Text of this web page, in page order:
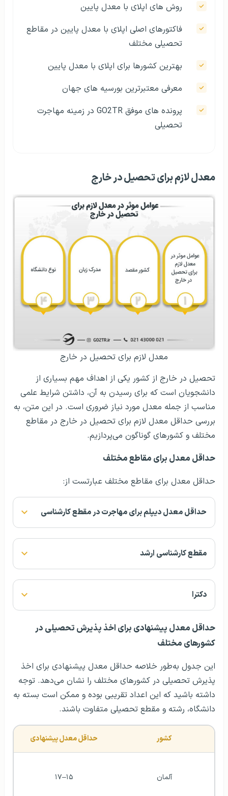
روش های اپلای با معدل پایین
فاکتورهای اصلی اپلای با معدل پایین در مقاطع
تحصیلی مختلف
بهترین کشورها برای اپلای با معدل پایین
معرفی معتبرترین بورسیه های جهان
پرونده های موفق GO2TR در زمینه مهاجرت
تحصیلی
معدل لازم برای تحصیل در خارج
معدل لازم برای تحصیل در خارج
تحصیل در خارج از کشور یکی از اهداف مهم بسیاری از
دانشجویان است که برای رسیدن به آن، داشتن شرایط علمی
مناسب از جمله معدل مورد نیاز ضروری است. در این متن، به
بررسی حداقل معدل لازم برای تحصیل در خارج در مقاطع
مختلف و کشورهای گوناگون می‌پردازیم.
حداقل معدل برای مقاطع مختلف
حداقل معدل برای مقاطع مختلف عبارتست از:
حداقل معدل دیپلم برای مهاجرت در مقطع کارشناسی
مقطع کارشناسی ارشد
دکترا
حداقل معدل پیشنهادی برای اخذ پذیرش تحصیلی در
کشورهای مختلف
این جدول به‌طور خلاصه حداقل معدل پیشنهادی برای اخذ
پذیرش تحصیلی در کشورهای مختلف را نشان می‌دهد. توجه
داشته باشید که این اعداد تقریبی بوده و ممکن است بسته به
دانشگاه، رشته و مقطع تحصیلی متفاوت باشند.
کشور حداقل معدل پیشنهادی
آلمان ۱۵–۱۷